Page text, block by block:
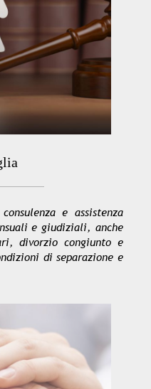
e assistenza
e giudiziali, anche
divorzio congiunto e
di separazione e